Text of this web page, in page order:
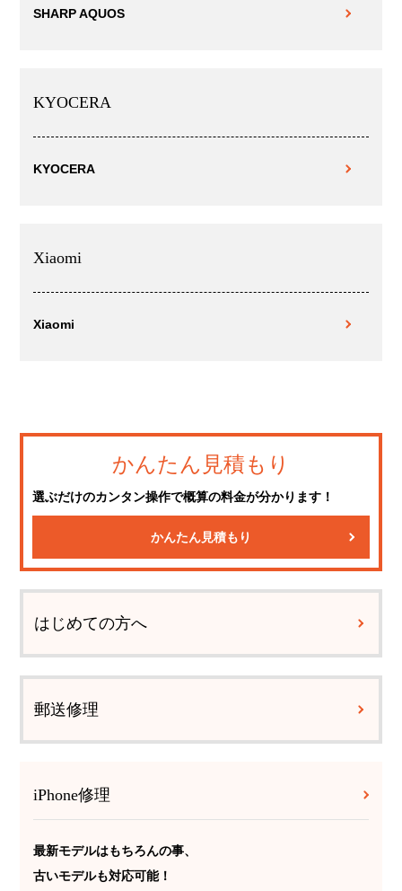
SHARP AQUOS
KYOCERA
KYOCERA
Xiaomi
Xiaomi
かんたん見積もり
選ぶだけのカンタン操作で概算の料金が分かります！
かんたん見積もり
はじめての方へ
郵送修理
iPhone修理
最新モデルはもちろんの事、
古いモデルも対応可能！